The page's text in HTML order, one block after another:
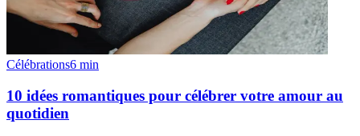
Célébrations6 min
10 idées romantiques pour célébrer votre amour au
quotidien